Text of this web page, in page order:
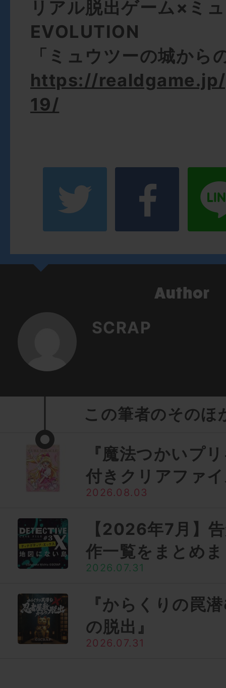
リアル脱出ゲーム×ミ
EVOLUTION
「ミュウツーの城から
https://
19/
SCRAP
この筆者のそのほ
『魔法つかいプ
付きクリアファ
2026.08.03
【2026年7月】
作一覧をまとめ
2026.07.31
『からくりの罠
の脱出』
2026.07.31